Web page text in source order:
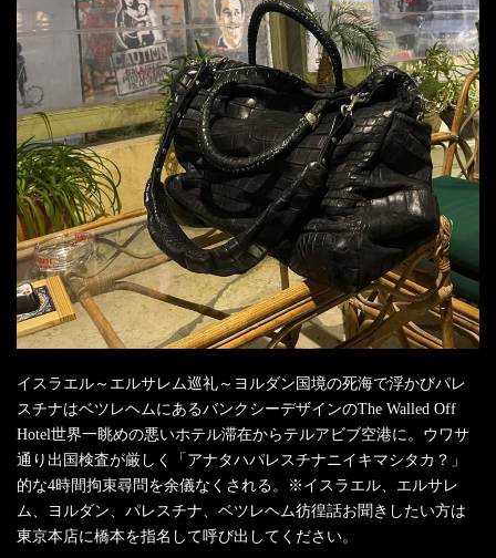
イスラエル～エルサレム巡礼～ヨルダン国境の死海で浮かびパレ
スチナはベツレヘムにあるバンクシーデザインのThe Walled Off
Hotel世界一眺めの悪いホテル滞在からテルアビブ空港に。ウワサ
通り出国検査が厳しく「アナタハパレスチナニイキマシタカ？」
的な4時間拘束尋問を余儀なくされる。※イスラエル、エルサレ
ム、ヨルダン、パレスチナ、ベツレヘム彷徨話お聞きしたい方は
東京本店に橋本を指名して呼び出してください。